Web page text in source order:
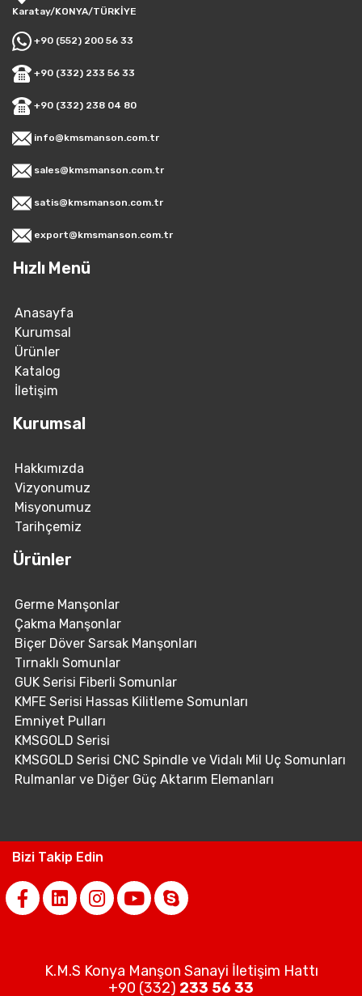
Karatay/KONYA/TÜRKİYE
+90 (552) 200 56 33
+90 (332) 233 56 33
+90 (332) 238 04 80
info@kmsmanson.com.tr
sales@kmsmanson.com.tr
satis@kmsmanson.com.tr
export@kmsmanson.com.tr
Hızlı Menü
Anasayfa
Kurumsal
Ürünler
Katalog
İletişim
Kurumsal
Hakkımızda
Vizyonumuz
Misyonumuz
Tarihçemiz
Ürünler
Germe Manşonlar
Çakma Manşonlar
Biçer Döver Sarsak Manşonları
Tırnaklı Somunlar
GUK Serisi Fiberli Somunlar
KMFE Serisi Hassas Kilitleme Somunları
Emniyet Pulları
KMSGOLD Serisi
KMSGOLD Serisi CNC Spindle ve Vidalı Mil Uç Somunları
Rulmanlar ve Diğer Güç Aktarım Elemanları
Bizi Takip Edin
K.M.S Konya Manşon Sanayi İletişim Hattı
+90 (332) 233 56 33